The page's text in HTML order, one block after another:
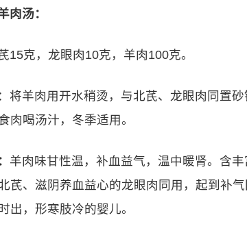
肉汤：
15克，龙眼肉10克，羊肉100克。
将羊肉用开水稍烫，与北芪、龙眼肉同置
肉喝汤汁，冬季适用。
羊肉味甘性温，补血益气，温中暖肾。含
芪、滋阴养血益心的龙眼肉同用，起到补
出，形寒肢冷的婴儿。